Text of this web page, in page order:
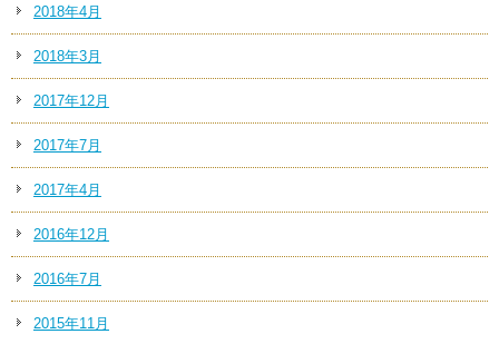
2018年4月
2018年3月
2017年12月
2017年7月
2017年4月
2016年12月
2016年7月
2015年11月